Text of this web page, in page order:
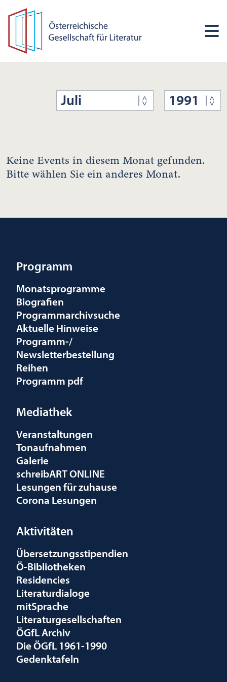
Juli 1991
Keine Events in diesem Monat gefunden.
Bitte wählen Sie ein anderes Monat.
Programm
Monatsprogramme
Biografien
Programmarchivsuche
Aktuelle Hinweise
Programm-/
Newsletterbestellung
Reihen
Programm pdf
Mediathek
Veranstaltungen
Tonaufnahmen
Galerie
schreibART ONLINE
Lesungen für zuhause
Corona Lesungen
Aktivitäten
Übersetzungsstipendien
Ö-Bibliotheken
Residencies
Literaturdialoge
mitSprache
Literaturgesellschaften
ÖGfL Archiv
Die ÖGfL 1961-1990
Gedenktafeln